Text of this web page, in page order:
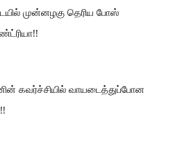
முன்னழகு தெரிய போஸ்
கவர்ச்சியில் வாயடைத்துப்போன